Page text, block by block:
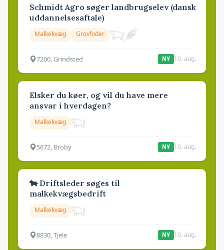
Schmidt Agro søger landbrugselev (dansk
uddannelsesaftale)
Malkekvæg Grovfoder
7200, Grindsted NY 10. aug.
Elsker du køer, og vil du have mere
ansvar i hverdagen?
Malkekvæg
5672, Broby NY 10. aug.
🐄 Driftsleder søges til
malkekvægsbedrift
Malkekvæg
8830, Tjele NY 10. aug.